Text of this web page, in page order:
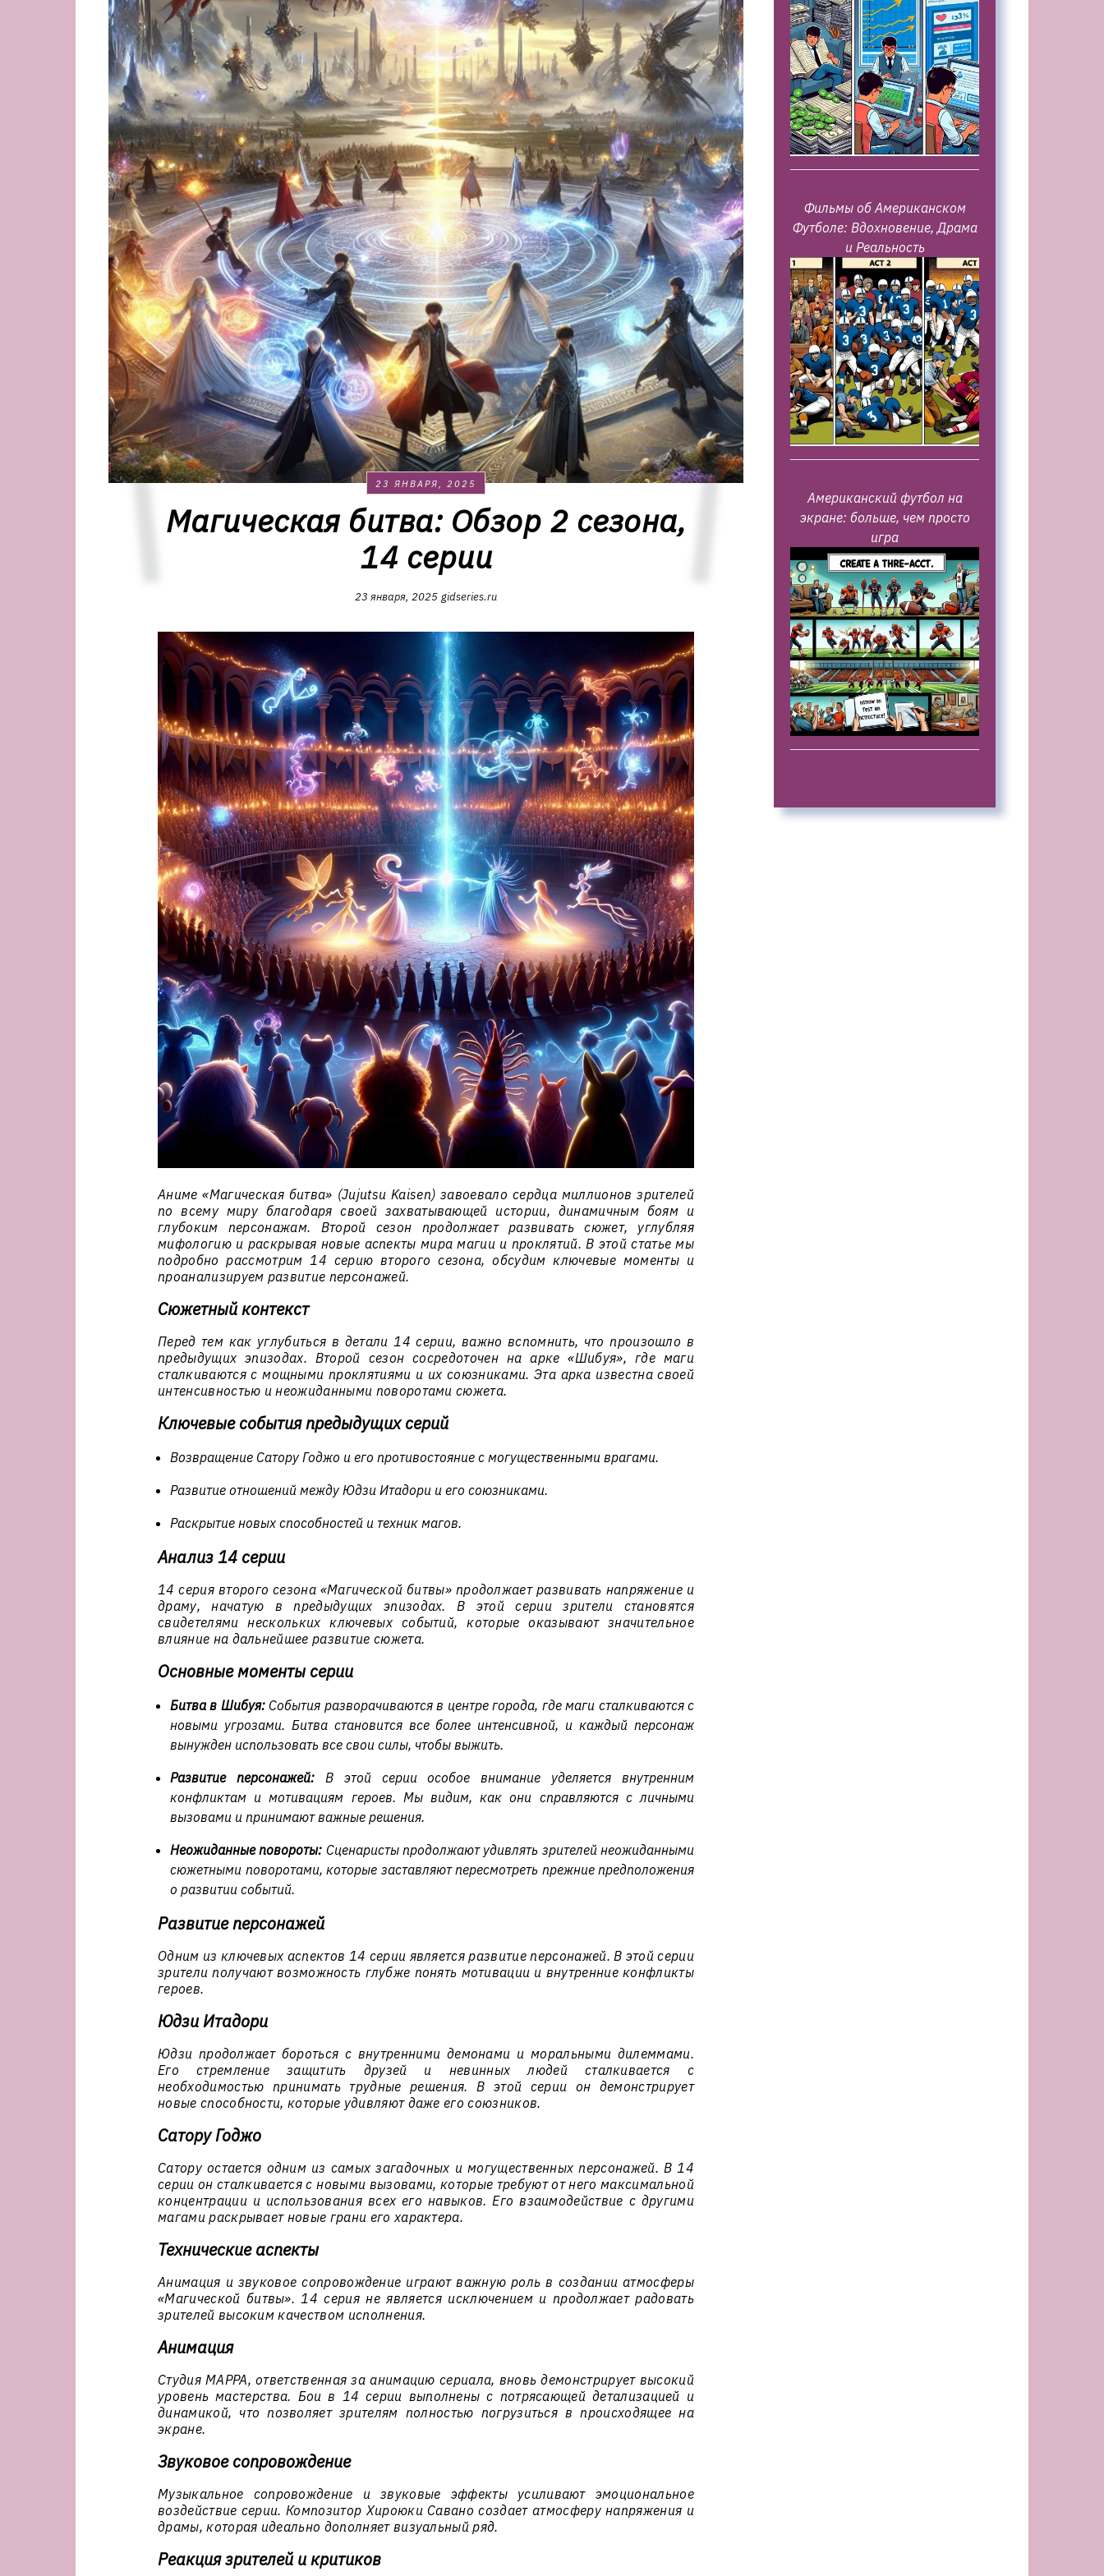
23 ЯНВАРЯ, 2025
Магическая битва: Обзор 2 сезона,
14 серии
23 января, 2025 gidseries.ru
Аниме «Магическая битва» (Jujutsu Kaisen) завоевало сердца миллионов зрителей
по всему миру благодаря своей захватывающей истории, динамичным боям и
глубоким персонажам. Второй сезон продолжает развивать сюжет, углубляя
мифологию и раскрывая новые аспекты мира магии и проклятий. В этой статье мы
подробно рассмотрим 14 серию второго сезона, обсудим ключевые моменты и
проанализируем развитие персонажей.
Сюжетный контекст
Перед тем как углубиться в детали 14 серии, важно вспомнить, что произошло в
предыдущих эпизодах. Второй сезон сосредоточен на арке «Шибуя», где маги
сталкиваются с мощными проклятиями и их союзниками. Эта арка известна своей
интенсивностью и неожиданными поворотами сюжета.
Ключевые события предыдущих серий
Возвращение Сатору Годжо и его противостояние с могущественными врагами.
Развитие отношений между Юдзи Итадори и его союзниками.
Раскрытие новых способностей и техник магов.
Анализ 14 серии
14 серия второго сезона «Магической битвы» продолжает развивать напряжение и
драму, начатую в предыдущих эпизодах. В этой серии зрители становятся
свидетелями нескольких ключевых событий, которые оказывают значительное
влияние на дальнейшее развитие сюжета.
Основные моменты серии
Битва в Шибуя:События разворачиваются в центре города, где маги сталкиваются с
новыми угрозами. Битва становится все более интенсивной, и каждый персонаж
вынужден использовать все свои силы, чтобы выжить.
Развитие персонажей:В этой серии особое внимание уделяется внутренним
конфликтам и мотивациям героев. Мы видим, как они справляются с личными
вызовами и принимают важные решения.
Неожиданные повороты: Сценаристы продолжают удивлять зрителей неожиданными
сюжетными поворотами, которые заставляют пересмотреть прежние предположения
о развитии событий.
Развитие персонажей
Одним из ключевых аспектов 14 серии является развитие персонажей. В этой серии
зрители получают возможность глубже понять мотивации и внутренние конфликты
героев.
Юдзи Итадори
Юдзи продолжает бороться с внутренними демонами и моральными дилеммами.
Его стремление защитить друзей и невинных людей сталкивается с
необходимостью принимать трудные решения. В этой серии он демонстрирует
новые способности, которые удивляют даже его союзников.
Сатору Годжо
Сатору остается одним из самых загадочных и могущественных персонажей. В 14
серии он сталкивается с новыми вызовами, которые требуют от него максимальной
концентрации и использования всех его навыков. Его взаимодействие с другими
магами раскрывает новые грани его характера.
Технические аспекты
Анимация и звуковое сопровождение играют важную роль в создании атмосферы
«Магической битвы». 14 серия не является исключением и продолжает радовать
зрителей высоким качеством исполнения.
Анимация
Студия MAPPA, ответственная за анимацию сериала, вновь демонстрирует высокий
уровень мастерства. Бои в 14 серии выполнены с потрясающей детализацией и
динамикой, что позволяет зрителям полностью погрузиться в происходящее на
экране.
Звуковое сопровождение
Музыкальное сопровождение и звуковые эффекты усиливают эмоциональное
воздействие серии. Композитор Хироюки Савано создает атмосферу напряжения и
драмы, которая идеально дополняет визуальный ряд.
Реакция зрителей и критиков
Фильмы об Американском
Футболе: Вдохновение, Драма
и Реальность
Американский футбол на
экране: больше, чем просто
игра